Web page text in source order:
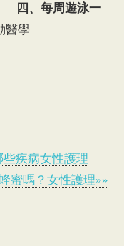
、每周遊泳一
學
疾病女性護理
蜜嗎？女性護理»»